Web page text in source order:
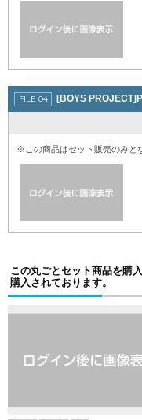
[BOYS
※この商品はセット販売のみと
この丸ごとセット商品を購
購入されております。